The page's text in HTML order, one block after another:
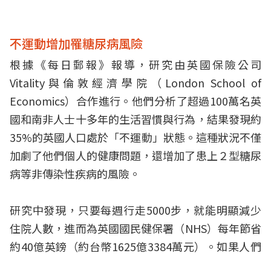
不運動增加罹糖尿病風險
根據《每日郵報》報導，研究由英國保險公司
Vitality與倫敦經濟學院（London School of
Economics）合作進行。他們分析了超過100萬名英
國和南非人士十多年的生活習慣與行為，結果發現約
35%的英國人口處於「不運動」狀態。這種狀況不僅
加劇了他們個人的健康問題，還增加了患上２型糖尿
病等非傳染性疾病的風險。
研究中發現，只要每週行走5000步，就能明顯減少
住院人數，進而為英國國民健保署（NHS）每年節省
約40億英鎊（約台幣1625億3384萬元）。如果人們